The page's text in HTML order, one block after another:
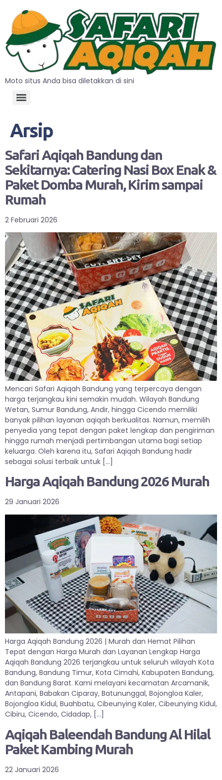
Moto situs Anda bisa diletakkan di sini
Arsip
Safari Aqiqah Bandung dan
Sekitarnya: Catering Nasi Box Enak &
Paket Domba Murah, Kirim sampai
Rumah
2 Februari 2026
Mencari Safari Aqiqah Bandung yang terpercaya dengan
harga terjangkau kini semakin mudah. Wilayah Bandung
Wetan, Sumur Bandung, Andir, hingga Cicendo memiliki
banyak pilihan layanan aqiqah berkualitas. Namun, memilih
penyedia yang tepat dengan paket lengkap dan pengiriman
hingga rumah menjadi pertimbangan utama bagi setiap
keluarga. Oleh karena itu, Safari Aqiqah Bandung hadir
sebagai solusi terbaik untuk […]
Harga Aqiqah Bandung 2026 Murah
29 Januari 2026
Harga Aqiqah Bandung 2026 | Murah dan Hemat Pilihan
Tepat dengan Harga Murah dan Layanan Lengkap Harga
Aqiqah Bandung 2026 terjangkau untuk seluruh wilayah Kota
Bandung, Bandung Timur, Kota Cimahi, Kabupaten Bandung,
dan Bandung Barat. Kami melayani kecamatan Arcamanik,
Antapani, Babakan Ciparay, Batununggal, Bojongloa Kaler,
Bojongloa Kidul, Buahbatu, Cibeunying Kaler, Cibeunying Kidul,
Cibiru, Cicendo, Cidadap, […]
Aqiqah Baleendah Bandung Al Hilal
Paket Kambing Murah
22 Januari 2026